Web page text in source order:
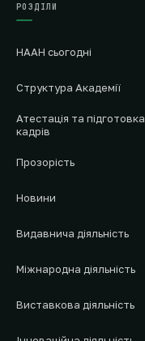
РОЗДІЛИ
НААН сьогодні
Структура Академії
Атестація та підготовка
кадрів
Прозорість
Новини
Видавнича діяльність
Міжнародна діяльність
Виставкова діяльність